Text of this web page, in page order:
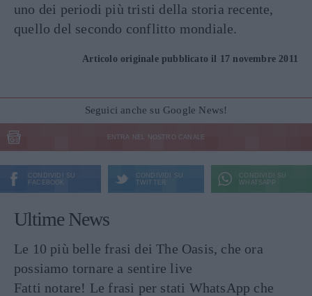
uno dei periodi più tristi della storia recente,
quello del secondo conflitto mondiale.
Articolo originale pubblicato il 17 novembre 2011
Seguici anche su Google News!
ENTRA NEL NOSTRO CANALE
CONDIVIDI SU
FACEBOOK
CONDIVIDI SU
TWITTER
CONDIVIDI SU
WHATSAPP
Ultime News
Le 10 più belle frasi dei The Oasis, che ora
possiamo tornare a sentire live
Fatti notare! Le frasi per stati WhatsApp che